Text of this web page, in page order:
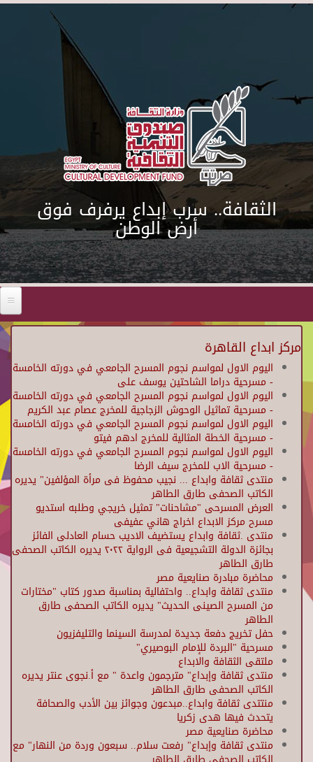
Skip to main content
الثقافة.. سرب إبداع يرفرف فوق
أرض الوطن
مركز ابداع القاهرة
اليوم الاول لمواسم نجوم المسرح الجامعي في دورته الخامسة
- مسرحية دراما الشاحتين يوسف على
اليوم الاول لمواسم نجوم المسرح الجامعي في دورته الخامسة
- مسرحية تماثيل الوحوش الزجاجية للمخرج عصام عبد الكريم
اليوم الاول لمواسم نجوم المسرح الجامعي في دورته الخامسة
- مسرحية الخطة المثالية للمخرج ادهم فيتو
اليوم الاول لمواسم نجوم المسرح الجامعي في دورته الخامسة
- مسرحية الاب للمخرج سيف الرضا
منتدى ثقافة وابداع ... نجيب محفوظ فى مرأة المؤلفين" يديره
الكاتب الصحفى طارق الطاهر
العرض المسرحى "مشاحنات" تمثيل خريجي وطلبه استديو
مسرح مركز الابداع اخراج هاني عفيفى
منتدى .ثقافة وابداع يستضيف الاديب حسام العادلى الفائز
بجائزة الدولة التشجيعية فى الرواية ٢٠٢٢ يديره الكاتب الصحفى
طارق الطاهر
محاضرة مبادرة صنايعية مصر
منتدى ثقافة وابداع.. واحتفالية بمناسبة صدور كتاب "مختارات
من المسرح الصينى الحديث" يديره الكاتب الصحفى طارق
الطاهر
حفل تخريج دفعة جديدة لمدرسة السينما والتليفزيون
مسرحية "البردة للإمام البوصيري"
ملتقى الثقافة والابداع
منتدى ثقافة وإبداع" مترجمون واعدة " مع أ.نجوى عنتر يديره
الكاتب الصحفى طارق الطاهر
منتتدى ثقافة وابداع..مبدعون وجوائز بين الأدب والصحافة
يتحدث فيها هدى زكريا
محاضرة صنايعية مصر
منتدى ثقافة وإبداع" رفعت سلام.. سبعون وردة من النهار" مع